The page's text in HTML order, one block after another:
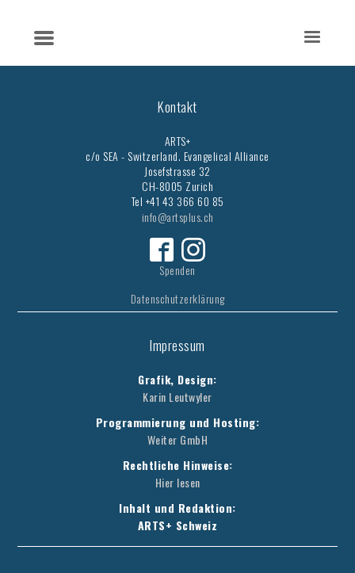
Kontakt
ARTS+
c/o SEA - Switzerland. Evangelical Alliance
Josefstrasse 32
CH-8005 Zurich
Tel +41 43 366 60 85
info@artsplus.ch
Spenden
Datenschutzerklärung
Impressum
Grafik, Design:
Karin Leutwyler
Programmierung und Hosting:
Weiter GmbH
Rechtliche Hinweise:
Hier lesen
Inhalt und Redaktion:
ARTS+ Schweiz